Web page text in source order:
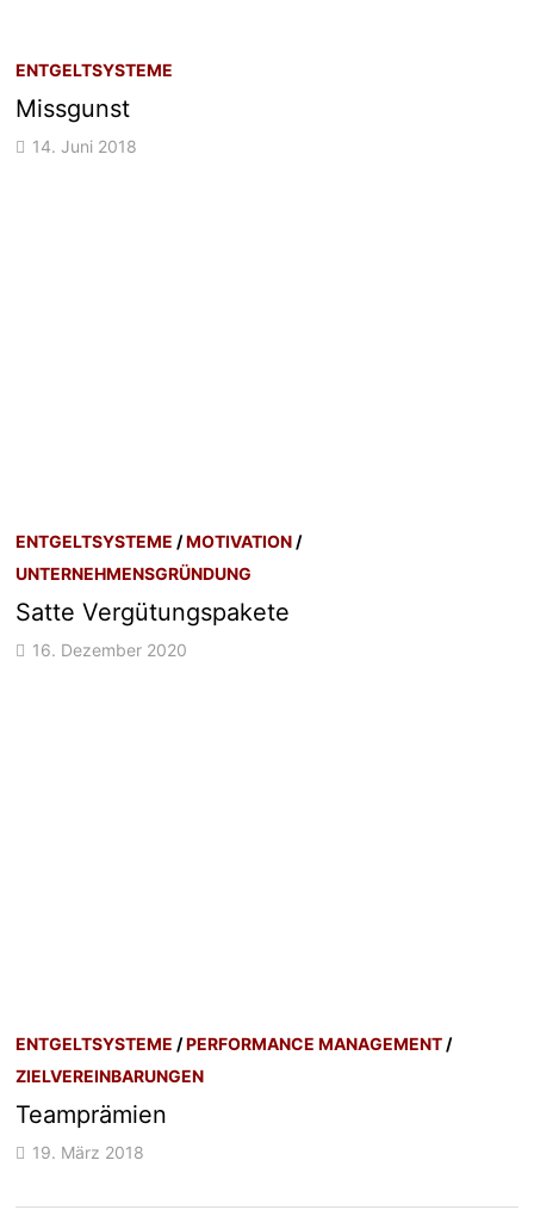
ENTGELTSYSTEME
Missgunst
14. Juni 2018
ENTGELTSYSTEME /MOTIVATION /
UNTERNEHMENSGRÜNDUNG
Satte Vergütungspakete
16. Dezember 2020
ENTGELTSYSTEME /PERFORMANCE MANAGEMENT /
ZIELVEREINBARUNGEN
Teamprämien
19. März 2018